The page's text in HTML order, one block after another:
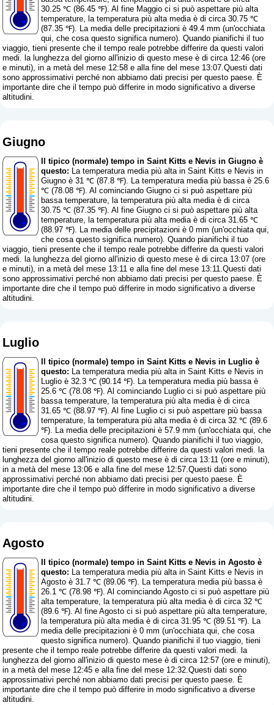
30.25 ℃ (86.45 ℉). Al fine Maggio ci si può aspettare più alta
temperature, la temperatura più alta media è di circa 30.75 ℃
(87.35 ℉). La media delle precipitazioni è 49.4 mm (un'occhiata
qui, che cosa questo significa numero). Quando pianifichi il tuo
viaggio, tieni presente che il tempo reale potrebbe differire da questi valori
medi. la lunghezza del giorno all'inizio di questo mese è di circa 12:46 (ore
e minuti), in a metà del mese 12:58 e alla fine del mese 13:07.Questi dati
sono approssimativi perché non abbiamo dati precisi per questo paese. È
importante dire che il tempo può differire in modo significativo a diverse
altitudini.
Giugno
Il tipico (normale) tempo in Saint Kitts e Nevis in Giugno è
questo: La temperatura media più alta in Saint Kitts e Nevis in
Giugno è 31 ℃ (87.8 ℉). La temperatura media più bassa è 25.6
℃ (78.08 ℉). Al cominciando Giugno ci si può aspettare più
bassa temperature, la temperatura più alta media è di circa
30.75 ℃ (87.35 ℉). Al fine Giugno ci si può aspettare più alta
temperature, la temperatura più alta media è di circa 31.65 ℃
(88.97 ℉). La media delle precipitazioni è 0 mm (un'occhiata qui,
che cosa questo significa numero). Quando pianifichi il tuo
viaggio, tieni presente che il tempo reale potrebbe differire da questi valori
medi. la lunghezza del giorno all'inizio di questo mese è di circa 13:07 (ore
e minuti), in a metà del mese 13:11 e alla fine del mese 13:11.Questi dati
sono approssimativi perché non abbiamo dati precisi per questo paese. È
importante dire che il tempo può differire in modo significativo a diverse
altitudini.
Luglio
Il tipico (normale) tempo in Saint Kitts e Nevis in Luglio è
questo: La temperatura media più alta in Saint Kitts e Nevis in
Luglio è 32.3 ℃ (90.14 ℉). La temperatura media più bassa è
25.6 ℃ (78.08 ℉). Al cominciando Luglio ci si può aspettare più
bassa temperature, la temperatura più alta media è di circa
31.65 ℃ (88.97 ℉). Al fine Luglio ci si può aspettare più bassa
temperature, la temperatura più alta media è di circa 32 ℃ (89.6
℉). La media delle precipitazioni è 57.9 mm (un'occhiata qui, che
cosa questo significa numero). Quando pianifichi il tuo viaggio,
tieni presente che il tempo reale potrebbe differire da questi valori medi. la
lunghezza del giorno all'inizio di questo mese è di circa 13:11 (ore e minuti),
in a metà del mese 13:06 e alla fine del mese 12:57.Questi dati sono
approssimativi perché non abbiamo dati precisi per questo paese. È
importante dire che il tempo può differire in modo significativo a diverse
altitudini.
Agosto
Il tipico (normale) tempo in Saint Kitts e Nevis in Agosto è
questo: La temperatura media più alta in Saint Kitts e Nevis in
Agosto è 31.7 ℃ (89.06 ℉). La temperatura media più bassa è
26.1 ℃ (78.98 ℉). Al cominciando Agosto ci si può aspettare più
alta temperature, la temperatura più alta media è di circa 32 ℃
(89.6 ℉). Al fine Agosto ci si può aspettare più alta temperature,
la temperatura più alta media è di circa 31.95 ℃ (89.51 ℉). La
media delle precipitazioni è 0 mm (un'occhiata qui, che cosa
questo significa numero). Quando pianifichi il tuo viaggio, tieni
presente che il tempo reale potrebbe differire da questi valori medi. la
lunghezza del giorno all'inizio di questo mese è di circa 12:57 (ore e minuti),
in a metà del mese 12:45 e alla fine del mese 12:32.Questi dati sono
approssimativi perché non abbiamo dati precisi per questo paese. È
importante dire che il tempo può differire in modo significativo a diverse
altitudini.